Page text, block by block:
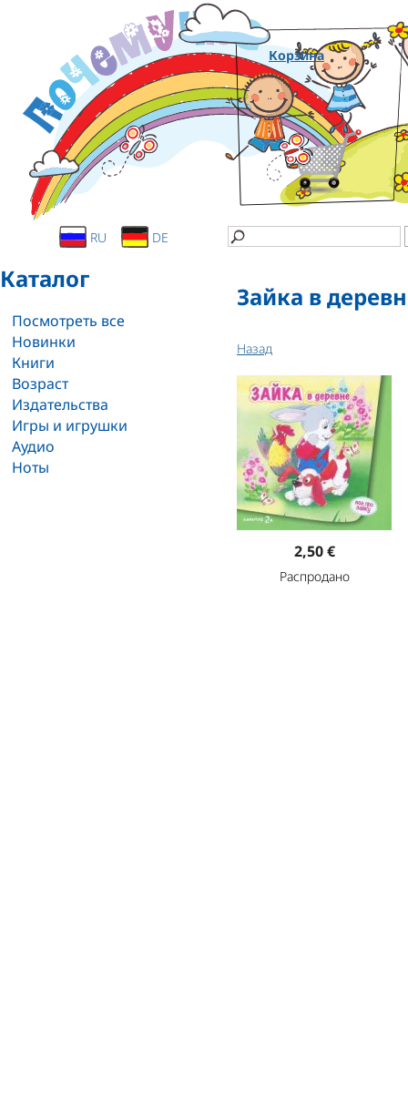
Корзина
RU DE
Каталог
Посмотреть все
Новинки
Книги
Возраст
Издательства
Игры и игрушки
Аудио
Ноты
Зайка в
Назад
2,50 €
Распродано